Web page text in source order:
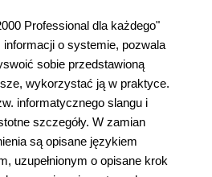
Professional dla każdego"
informacji o systemie, pozwala
sobie przedstawioną
wykorzystać ją w praktyce.
informatycznego slangu i
szczegóły. W zamian
są opisane językiem
uzupełnionym o opisane krok